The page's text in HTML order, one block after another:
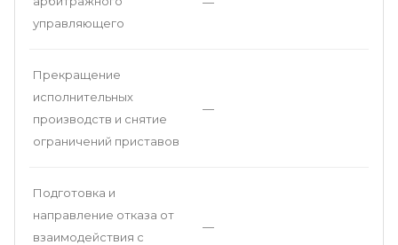
управляющего
Прекращение
исполнительных
производств и снятие
ограничений приставов
—
Подготовка и
направление отказа от
взаимодействия с
—